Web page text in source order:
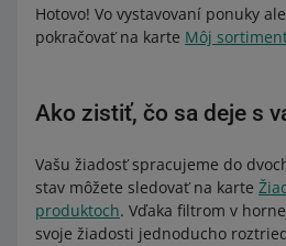
Hotovo! Vo vystavovaní ponuky
pokračovať na karte Môj
Ako zistiť, čo sa deje s
Vašu žiadosť spracujeme do
stav môžete sledovať na karte
produktoch. Vďaka filtrom v
svoje žiadosti jednoducho